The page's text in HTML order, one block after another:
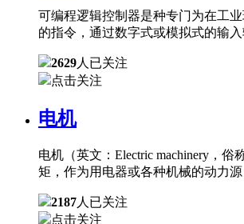
可编程逻辑控制器是种专门为在工
的指令，通过数字式或模拟式的输
2629人已关注
点击关注
电机
电机（英文：Electric machinery，
矩，作为用电器或各种机械的动力
2187人已关注
点击关注